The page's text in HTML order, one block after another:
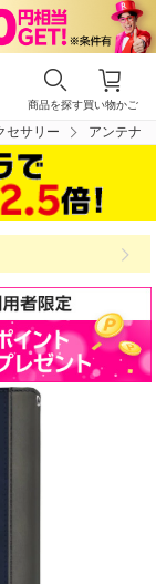
買い物かご
商品を探す
セサリー アンテナ